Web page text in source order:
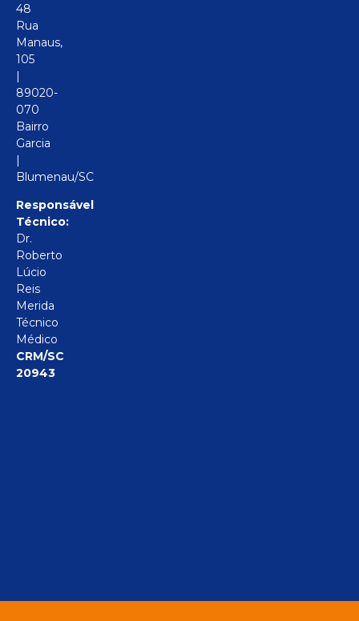
48
Rua
Manaus,
105
|
89020-
070
Bairro
Garcia
|
Blumenau/SC
Responsável
Técnico:
Dr.
Roberto
Lúcio
Reis
Merida
Técnico
Médico
CRM/SC
20943